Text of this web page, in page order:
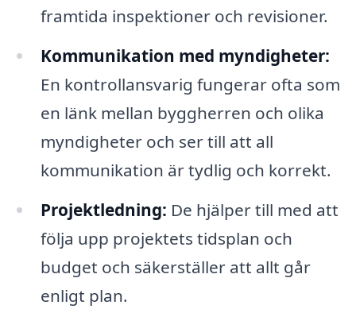
framtida inspektioner och revisioner.
Kommunikation med myndigheter:
En kontrollansvarig fungerar ofta som
en länk mellan byggherren och olika
myndigheter och ser till att all
kommunikation är tydlig och korrekt.
Projektledning: De hjälper till med att
följa upp projektets tidsplan och
budget och säkerställer att allt går
enligt plan.